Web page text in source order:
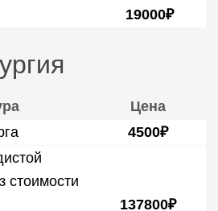
19000₽
Цена
4500₽
стоимости
137800₽